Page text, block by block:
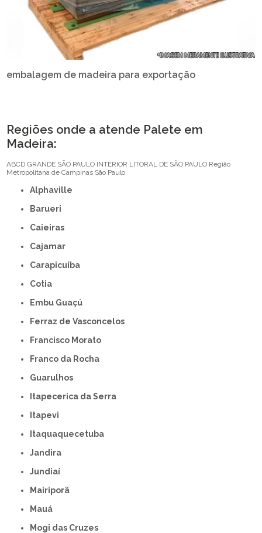
embalagem de madeira para exportação
Regiões onde a atende Palete em
Madeira:
ABCD GRANDE SÃO PAULO INTERIOR LITORAL DE SÃO PAULO Região
Metropolitana de Campinas São Paulo
Alphaville
Barueri
Caieiras
Cajamar
Carapicuíba
Cotia
Embu Guaçú
Ferraz de Vasconcelos
Francisco Morato
Franco da Rocha
Guarulhos
Itapecerica da Serra
Itapevi
Itaquaquecetuba
Jandira
Jundiaí
Mairiporã
Mauá
Mogi das Cruzes